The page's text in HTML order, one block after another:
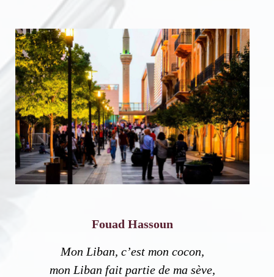
Fouad Hassoun
Mon Liban, c’est mon cocon,
mon Liban fait partie de ma sève,